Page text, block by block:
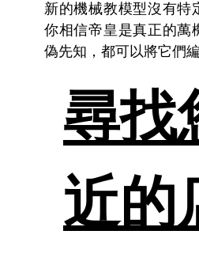
新的機械教模型沒有特
你相信帝皇是真正的萬
偽先知，都可以將它們
尋找
近的